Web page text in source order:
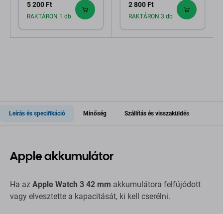
5 200 Ft
RAKTÁRON 1 db
2 800 Ft
RAKTÁRON 3 db
Leírás és specifikáció Minőség Szállítás és visszaküldés
Apple akkumulátor
Ha az Apple Watch 3 42 mm akkumulátora felfújódott
vagy elvesztette a kapacitását, ki kell cserélni.